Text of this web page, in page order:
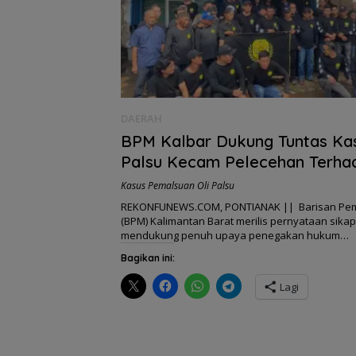
BPM Kalbar Dukung Tuntas
Palsu Kecam Pelecehan
Aparat dan Nama Kampung
Kasus Pemalsuan Oli Palsu
REKONFUNEWS.COM, PONTIANAK || Barisan
(BPM) Kalimantan Barat merilis pernyataan
mendukung penuh upaya penegakan hukum…
Bagikan ini:
Lagi